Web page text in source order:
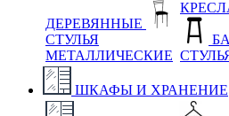
ДЕРЕВЯННЫЕ
СТУЛЬЯ
МЕТАЛЛИЧЕСКИЕ
ШКАФЫ И ХРАНЕНИЕ